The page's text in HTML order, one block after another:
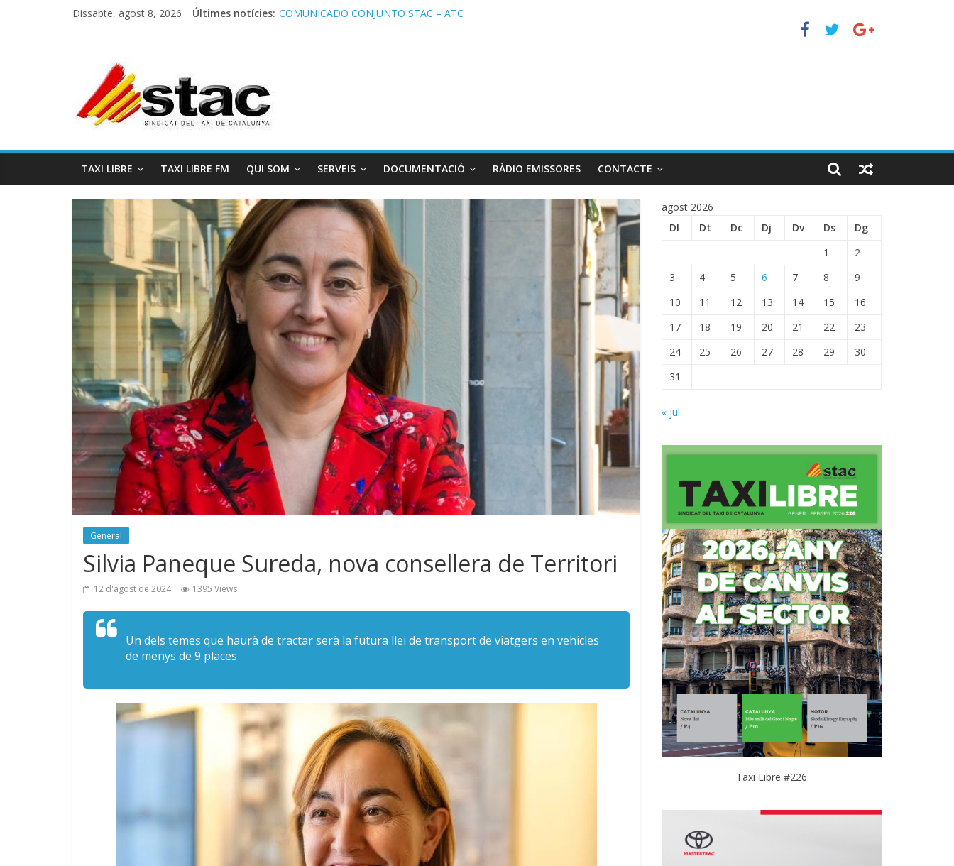
Dissabte, agost 8, 2026 Últimes notícies: COMUNICADO CONJUNTO STAC – ATC
TAXI LIBRE TAXI LIBRE FM QUI SOM SERVEIS DOCUMENTACIÓ RÀDIO EMISSORES CONTACTE
General
Silvia Paneque Sureda, nova consellera de Territori
12 d'agost de 2024 1395 Views
Un dels temes que haurà de tractar serà la futura llei de transport de viatgers en vehicles
de menys de 9 places
agost 2026
Dl
Dt Dc Dj Dv Ds
Dg
1
2
3
4 5 6 7 8
9
10
11 12 13 14 15
16
17
18 19 20 21 22
23
24
25 26 27 28 29
30
31
« jul.
Taxi Libre #226